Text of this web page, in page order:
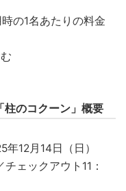
の1名あたりの料金
柱のコクーン」概要
12月14日（日）
ェックアウト11：